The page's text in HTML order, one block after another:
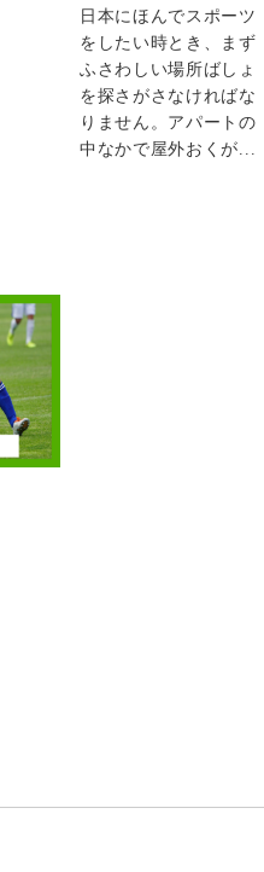
日本にほんでスポーツ
をしたい時とき、まず
ふさわしい場所ばしょ
を探さがさなければな
りません。アパートの
中なかで屋外おくが...